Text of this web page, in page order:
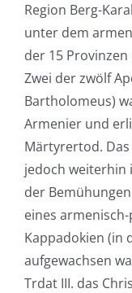
Region Berg-
unter dem
der 15
Zwei der zwölf
Bartholomeus)
Armenier und
Märtyrertod.
jedoch weiterhin
der
eines
Kappadokien (in
aufgewachsen
Trdat III. das